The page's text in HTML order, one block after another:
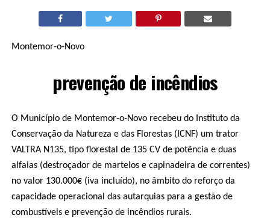
Montemor-o-Novo
prevenção de incêndios
O Município de Montemor-o-Novo recebeu do Instituto da
Conservação da Natureza e das Florestas (ICNF) um trator
VALTRA N135, tipo florestal de 135 CV de potência e duas
alfaias (destroçador de martelos e capinadeira de correntes)
no valor 130.000€ (iva incluído), no âmbito do reforço da
capacidade operacional das autarquias para a gestão de
combustíveis e prevenção de incêndios rurais.